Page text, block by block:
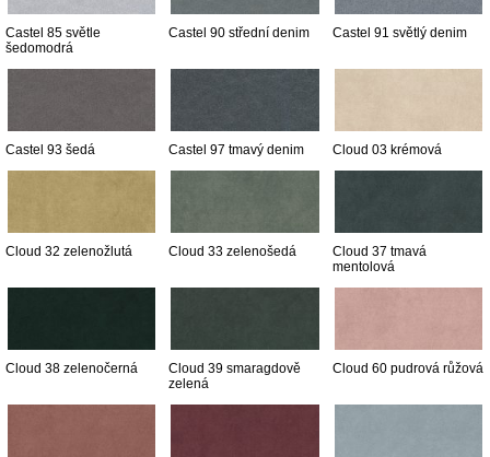
Castel 85 světle
šedomodrá
Castel 90 střední denim Castel 91 světlý denim
Castel 93 šedá Castel 97 tmavý denim Cloud 03 krémová
Cloud 32 zelenožlutá Cloud 33 zelenošedá
Cloud 37 tmavá
mentolová
Cloud 38 zelenočerná
Cloud 39 smaragdově
zelená
Cloud 60 pudrová růžová